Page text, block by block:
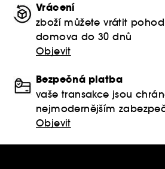
Vrácení
zboží můžete vrátit
domova do 30 dnů
Objevit
Bezpečná platba
vaše transakce jsou
nejmodernějším
Objevit